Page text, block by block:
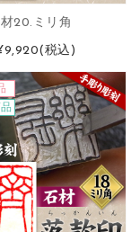
20.ミリ角
(税込)